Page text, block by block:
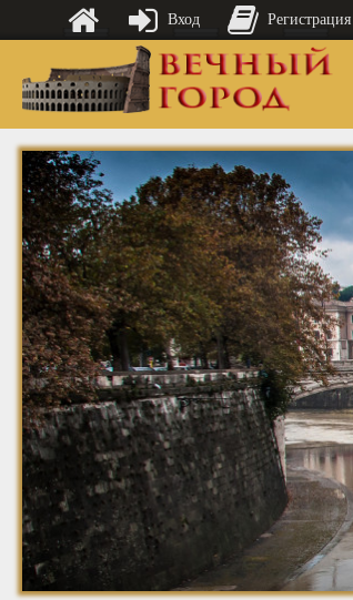
Вход Регистрация